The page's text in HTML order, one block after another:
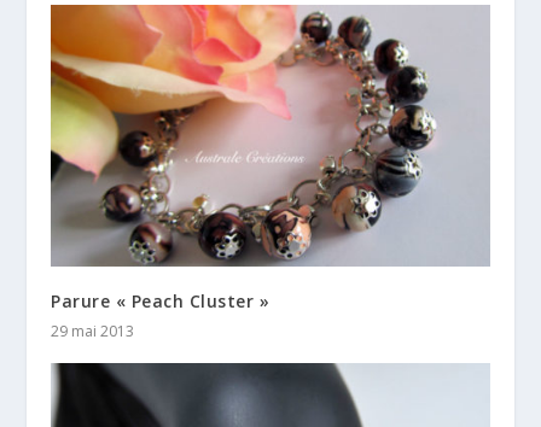
Parure « Peach Cluster »
29 mai 2013